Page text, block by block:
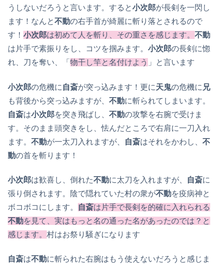
うしないだろうと言います。すると小次郎が長剣を一閃し
ます！なんと不動の右手首が綺麗に斬り落とされるので
す！ 小次郎は初めて人を斬り、その重さを感じます。 不動
は片手で素振りをし、コツを掴みます。 小次郎の長剣に惚
れ、刀を奪い、「 物干し竿と名付けよう 」と言います
小次郎の危機に 自斎が突っ込みます！更に天鬼の危機に 兄
も背後から突っ込みますが、 不動に斬られてしまいます。
自斎は小次郎を突き飛ばし、 不動の攻撃を右腕で受けま
す。そのまま頭突きをし、怯んだところで右肩に一刀入れ
ます。 不動が一太刀入れますが、 自斎はそれをかわし、 不
動の首を斬ります！
小次郎は歓喜し、倒れた不動に太刀を入れますが、 自斎に
張り倒されます。陰で隠れていた村の衆が不動を疫病神と
ボコボコにします。
自斎は片手で長剣を的確に入れられる
不動を見て、実はもっと名の通った名があったのでは？と
感じます。 村はお祭り騒ぎになります
自斎は不動に斬られた右腕はもう使えないだろうと感じま